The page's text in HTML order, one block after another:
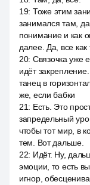
19: Тоже этим
занимался там,
понимание и как
далее. Да, все как
20: Связочка уже
идёт
танец в
же, если бабки
21: Есть. Это
запредельный
чтобы тот мир, в
тем. Вот дальше.
22: Идёт. Ну,
эмоции, то есть
игнор,